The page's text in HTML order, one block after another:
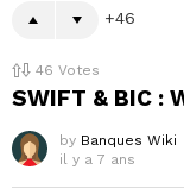
46
46 Votes
SWIFT & BIC :
by Banques Wiki
il y a 7 ans